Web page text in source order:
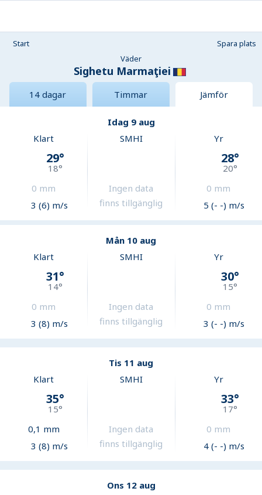
Start
Spara plats
Väder
Sighetu Marmaţiei
14 dagar Timmar Jämför
Idag 9 aug
Klart
29°
18°
0 mm
3 (6) m/s
SMHI
Ingen data
finns tillgänglig
Yr
28°
20°
0 mm
5 (- -) m/s
Mån 10 aug
Klart
31°
14°
0 mm
3 (8) m/s
SMHI
Ingen data
finns tillgänglig
Yr
30°
15°
0 mm
3 (- -) m/s
Tis 11 aug
Klart
35°
15°
0,1 mm
3 (8) m/s
SMHI
Ingen data
finns tillgänglig
Yr
33°
17°
0 mm
4 (- -) m/s
Ons 12 aug